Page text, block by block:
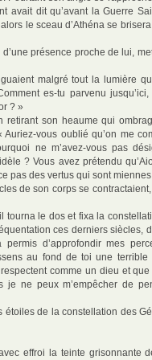
avait dit qu’avant la Guerre
le sceau d’Athéna se
présence proche de lui,
malgré tout la lumière
es-tu parvenu
? »
retirant son heaume qui
vous oublié qu’on me
ne m’avez-vous pas
? Vous avez prétendu
pas des vertus qui sont
de son corps se
tourna le dos et fixa la
ces derniers siècles,
d’approfondir mes
au fond de toi une
comme un dieu et
ne peux m’empêcher de
étoiles de la constellation des
effroi la teinte grisonnante